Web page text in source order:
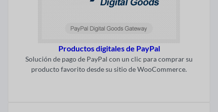
Productos digitales de PayPal
Solución de pago de PayPal con un clic para comprar su
producto favorito desde su sitio de WooCommerce.